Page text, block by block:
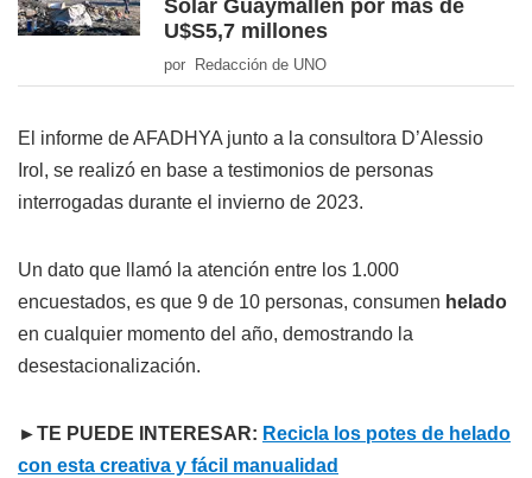
Solar Guaymallén por más de
U$S5,7 millones
por Redacción de UNO
El informe de AFADHYA junto a la consultora D’Alessio
Irol, se realizó en base a testimonios de personas
interrogadas durante el invierno de 2023.
Un dato que llamó la atención entre los 1.000
encuestados, es que 9 de 10 personas, consumen helado
en cualquier momento del año, demostrando la
desestacionalización.
►TE PUEDE INTERESAR: Recicla los potes de helado
con esta creativa y fácil manualidad